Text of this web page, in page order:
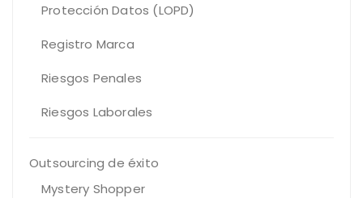
Protección Datos (LOPD)
Registro Marca
Riesgos Penales
Riesgos Laborales
Outsourcing de éxito
Mystery Shopper